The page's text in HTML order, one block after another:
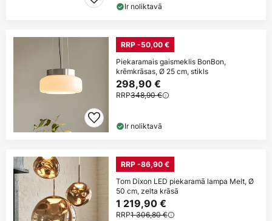
Ir noliktavā
RRP -50,00 €
Piekaramais gaismeklis BonBon,
krēmkrāsas, Ø 25 cm, stikls
298,90 €
RRP348,90 €
Ir noliktavā
RRP -86,90 €
Tom Dixon LED piekaramā lampa Melt, Ø
50 cm, zelta krāsā
1 219,90 €
RRP1 306,80 €